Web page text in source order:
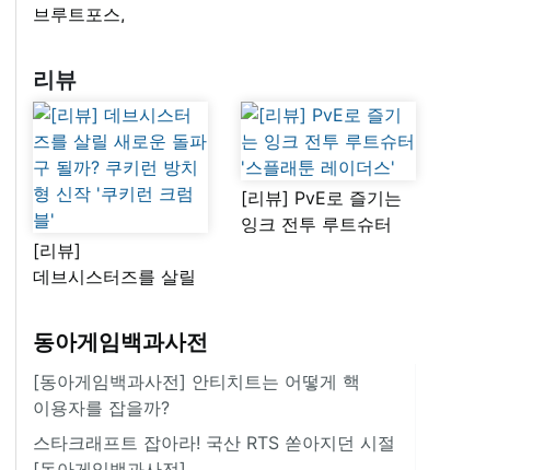
브루트포스,
자연스럽게 세상이
넓어지는 재미를
추구했다”
리뷰
[리뷰]
데브시스터즈를 살릴
쿠키런 방치형 신작
'쿠키런 크럼블'
[리뷰] PvE로 즐기는
잉크 전투 루트슈터
동아게임백과사전
[동아게임백과사전] 안티치트는 어떻게 핵
이용자를 잡을까?
스타크래프트 잡아라! 국산 RTS 쏟아지던 시절